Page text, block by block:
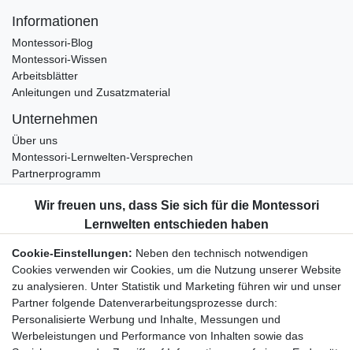
Informationen
Montessori-Blog
Montessori-Wissen
Arbeitsblätter
Anleitungen und Zusatzmaterial
Unternehmen
Über uns
Montessori-Lernwelten-Versprechen
Partnerprogramm
Bestellung widerrufen
Datenschutzerklärung
AGB
Impressum
Aktuelles rund um Montessori-Materialien und
Montessori-Pädagogik.
Kostenfreie wöchentliche Infos
Cookie-Einstellungen: Neben den technisch notwendigen
Cookies verwenden wir Cookies, um die Nutzung unserer Website
zu analysieren. Unter Statistik und Marketing führen wir und unser
Partner folgende Datenverarbeitungsprozesse durch:
Personalisierte Werbung und Inhalte, Messungen und
Werbeleistungen und Performance von Inhalten sowie das